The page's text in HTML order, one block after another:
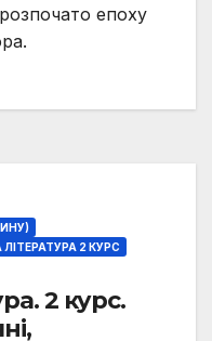
епоху
2 КУРС
2 курс.